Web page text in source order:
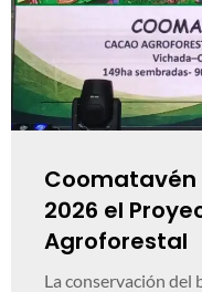
Coomatavén
2026 el
Agroforestal
La conservación del